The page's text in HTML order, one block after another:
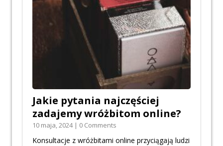
Jakie pytania najczęściej
zadajemy wróżbitom online?
10 maja, 2024 | 0 Comments
Konsultacje z wróżbitami online przyciągają ludzi